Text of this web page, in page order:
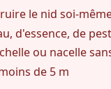
le nid soi-
d'essence, de
ou nacelle
de 5 m